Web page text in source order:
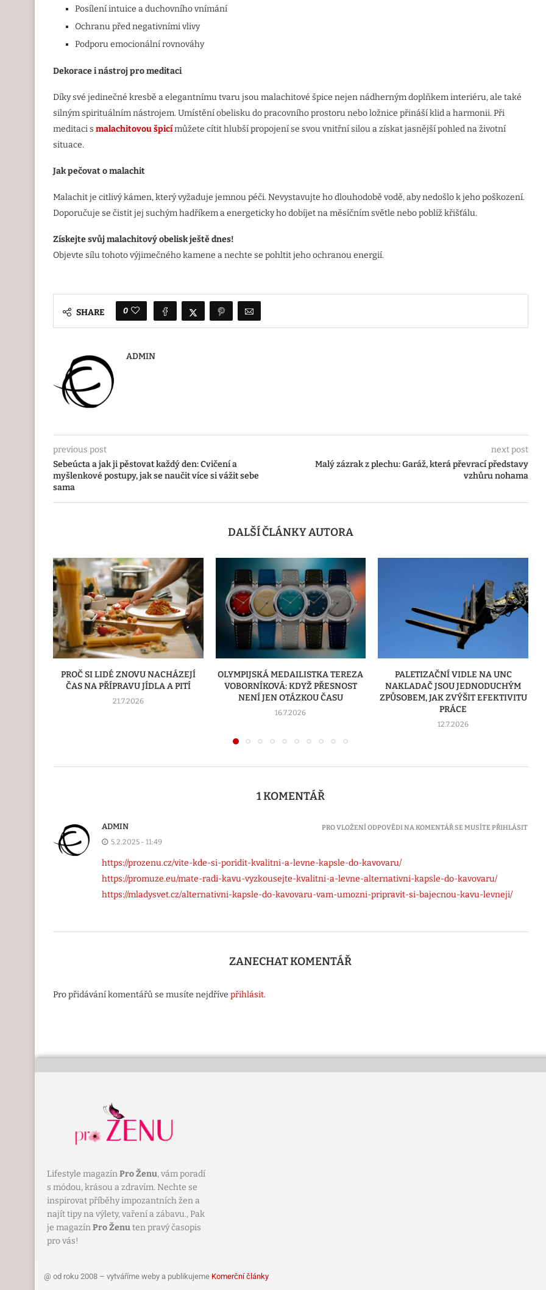
Posílení intuice a duchovního vnímání
Ochranu před negativními vlivy
Podporu emocionální rovnováhy
Dekorace i nástroj pro meditaci
Díky své jedinečné kresbě a elegantnímu tvaru jsou malachitové špice nejen nádherným doplňkem interiéru, ale také
silným spirituálním nástrojem. Umístění obelisku do pracovního prostoru nebo ložnice přináší klid a harmonii. Při
meditaci s malachitovou špicímůžete cítit hlubší propojení se svou vnitřní silou a získat jasnější pohled na životní
situace.
Jak pečovat o malachit
Malachit je citlivý kámen, který vyžaduje jemnou péči. Nevystavujte ho dlouhodobě vodě, aby nedošlo k jeho poškození.
Doporučuje se čistit jej suchým hadříkem a energeticky ho dobíjet na měsíčním světle nebo poblíž křišťálu.
Získejte svůj malachitový obelisk ještě dnes!
Objevte sílu tohoto výjimečného kamene a nechte se pohltit jeho ochranou energií.
SHARE 0
ADMIN
previous post
Sebeúcta a jak ji pěstovat každý den: Cvičení a
myšlenkové postupy, jak se naučit více si vážit sebe
sama
next post
Malý zázrak z plechu: Garáž, která převrací představy
vzhůru nohama
DALŠÍ ČLÁNKY AUTORA
OLYMPIJSKÁ MEDAILISTKA TEREZA
VOBORNÍKOVÁ: KDYŽ PŘESNOST
NENÍ JEN OTÁZKOU ČASU
PALETIZAČNÍ VIDLE NA UNC
NAKLADAČ JSOU JEDNODUCHÝM
ZPŮSOBEM, JAK ZVÝŠIT EFEKTIVITU
PRÁCE
VÝROBA REKLAMY JAKO CESTA K
SILNĚJŠÍ ZNAČCE
8.7.2026
1 KOMENTÁŘ
ADMIN
5.2.2025 - 11:49
https://prozenu.cz/vite-kde-si-poridit-kvalitni-a-levne-kapsle-do-kavovaru/
https://promuze.eu/mate-radi-kavu-vyzkousejte-kvalitni-a-levne-alternativni-kapsle-do-kavovaru/
https://mladysvet.cz/alternativni-kapsle-do-kavovaru-vam-umozni-pripravit-si-bajecnou-kavu-levneji/
PRO VLOŽENÍ ODPOVĚDI NA KOMENTÁŘ SE MUSÍTE PŘIHLÁSIT
ZANECHAT KOMENTÁŘ
Pro přidávání komentářů se musíte nejdříve přihlásit.
Lifestyle magazínPro Ženu, vám poradí
s módou, krásou a zdravím. Nechte se
inspirovat příběhy impozantních žen a
najít tipy na výlety, vaření a zábavu., Pak
je magazínPro Ženuten pravý časopis
pro vás!
@ od roku 2008 – vytváříme weby a publikujeme Komerční články